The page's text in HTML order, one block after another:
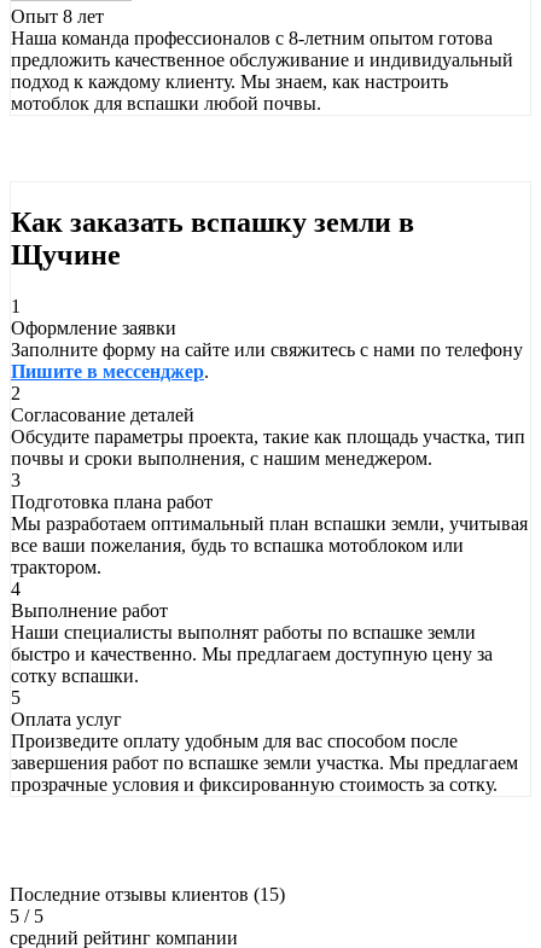
Опыт 8 лет
Наша команда профессионалов с 8-летним опытом готова
предложить качественное обслуживание и индивидуальный
подход к каждому клиенту. Мы знаем, как настроить
мотоблок для вспашки любой почвы.
Как заказать вспашку земли в
Щучине
1
Оформление заявки
Заполните форму на сайте или свяжитесь с нами по телефону
Пишите в мессенджер.
2
Согласование деталей
Обсудите параметры проекта, такие как площадь участка, тип
почвы и сроки выполнения, с нашим менеджером.
3
Подготовка плана работ
Мы разработаем оптимальный план вспашки земли, учитывая
все ваши пожелания, будь то вспашка мотоблоком или
трактором.
4
Выполнение работ
Наши специалисты выполнят работы по вспашке земли
быстро и качественно. Мы предлагаем доступную цену за
сотку вспашки.
5
Оплата услуг
Произведите оплату удобным для вас способом после
завершения работ по вспашке земли участка. Мы предлагаем
прозрачные условия и фиксированную стоимость за сотку.
Последние отзывы клиентов (15)
5 / 5
средний рейтинг компании